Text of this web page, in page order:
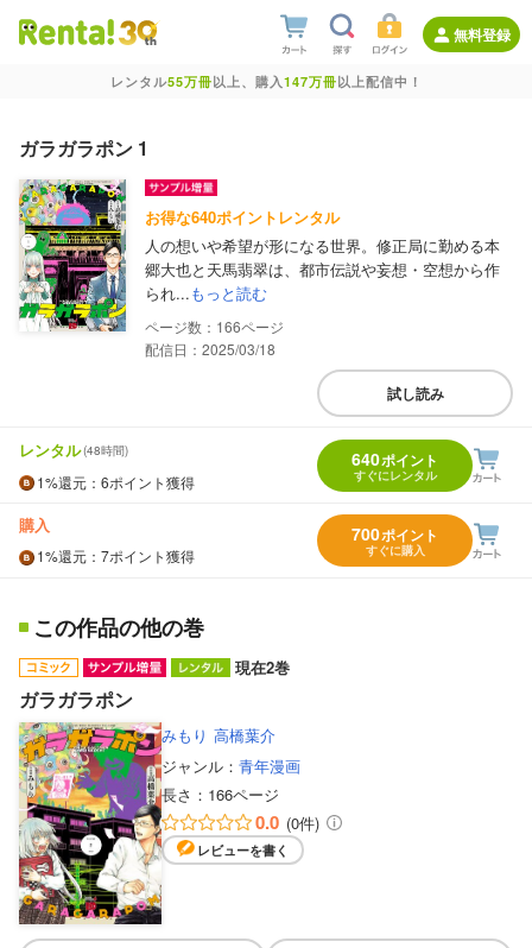
無料登録
レンタル55万冊以上、購入147万冊以上配信中！
ガラガラポン 1
お得な640ポイントレンタル
人の想いや希望が形になる世界。修正局に勤める本
郷大也と天馬翡翠は、都市伝説や妄想・空想から作
られ...もっと読む
166
配信日：2025/03/18
試し読み
レンタル(48時間)
1%還元 ：6ポイント獲得
640ポイント
すぐにレンタル
購入
1%還元 ：7ポイント獲得
700ポイント
すぐに購入
この作品の他の巻
現在2巻
ガラガラポン
みもり 高橋葉介
ジャンル： 青年漫画
長さ： 166ページ
0.0 (0件)
レビューを書く